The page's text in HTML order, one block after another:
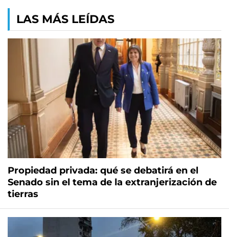
LAS MÁS LEÍDAS
Propiedad privada: qué se debatirá en el
Senado sin el tema de la extranjerización de
tierras